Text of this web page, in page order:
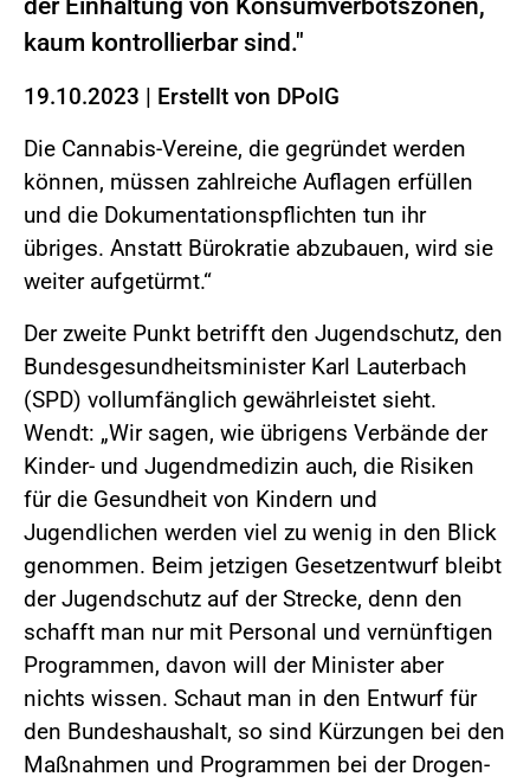
der Einhaltung von Konsumverbotszonen,
kaum kontrollierbar sind."
19.10.2023 | Erstellt von DPolG
Die Cannabis-Vereine, die gegründet werden
können, müssen zahlreiche Auflagen erfüllen
und die Dokumentationspflichten tun ihr
übriges. Anstatt Bürokratie abzubauen, wird sie
weiter aufgetürmt.“
Der zweite Punkt betrifft den Jugendschutz, den
Bundesgesundheitsminister Karl Lauterbach
(SPD) vollumfänglich gewährleistet sieht.
Wendt: „Wir sagen, wie übrigens Verbände der
Kinder- und Jugendmedizin auch, die Risiken
für die Gesundheit von Kindern und
Jugendlichen werden viel zu wenig in den Blick
genommen. Beim jetzigen Gesetzentwurf bleibt
der Jugendschutz auf der Strecke, denn den
schafft man nur mit Personal und vernünftigen
Programmen, davon will der Minister aber
nichts wissen. Schaut man in den Entwurf für
den Bundeshaushalt, so sind Kürzungen bei den
Maßnahmen und Programmen bei der Drogen-